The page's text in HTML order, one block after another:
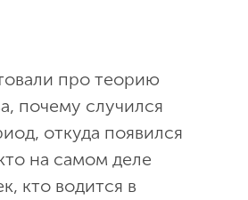
про теорию
почему случился
откуда появился
на самом деле
кто водится в